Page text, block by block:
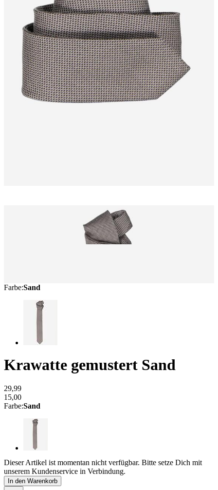
Farbe:Sand
Krawatte gemustert Sand
29,99
15,00
Farbe:Sand
Dieser Artikel ist momentan nicht verfügbar. Bitte setze Dich mit
unserem Kundenservice in Verbindung.
In den Warenkorb